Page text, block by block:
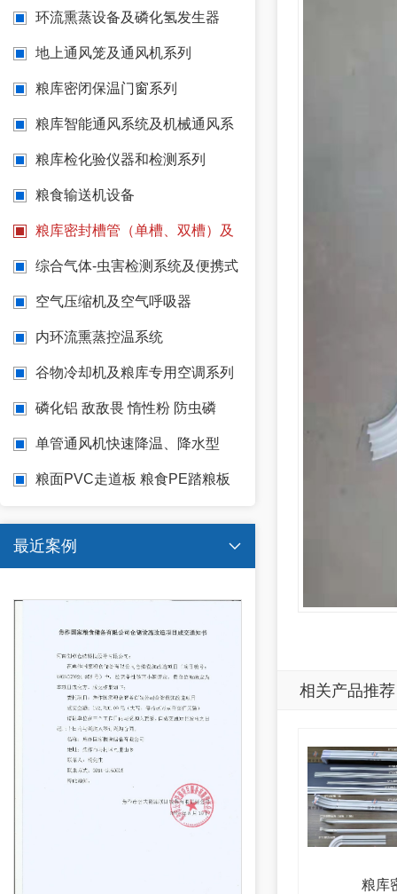
测温系统
环流熏蒸设备及磷化氢发生器
地上通风笼及通风机系列
粮库密闭保温门窗系列
粮库智能通风系统及机械通风系
统
粮库检化验仪器和检测系列
粮食输送机设备
粮库密封槽管（单槽、双槽）及
配套胶条系列 窗角 门角 阳角
综合气体-虫害检测系统及便携式
(报警)仪表
空气压缩机及空气呼吸器
内环流熏蒸控温系统
谷物冷却机及粮库专用空调系列
磷化铝 敌敌畏 惰性粉 防虫磷
单管通风机快速降温、降水型
粮面PVC走道板 粮食PE踏粮板
最近案例 
相关产品推荐
粮库